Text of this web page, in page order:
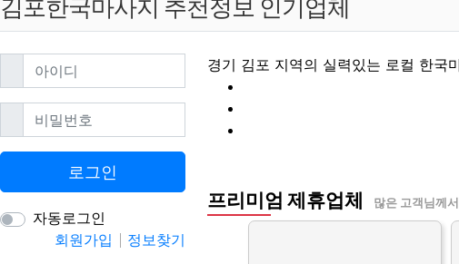
김포한국마사지 추천정보 인기업체
경기 김포 지역의 실력있는 로컬 한국
프리미엄 제휴업체 많은 고객님께
아이디필수
비밀번호필수
로그인
자동로그인
회원가입
정보찾기